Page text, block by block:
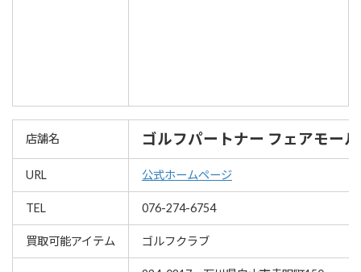
店舗名 ゴルフパートナー フェアモー
URL 公式ホームページ
TEL 076-274-6754
買取可能アイテム ゴルフクラブ